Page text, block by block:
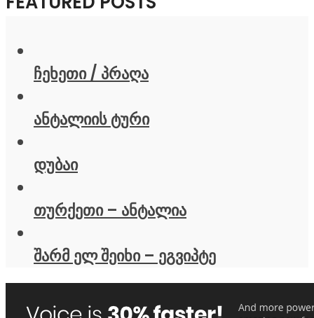
ჩეხეთი / პრაღა
ანტალიის ტური
დუბაი
თურქეთი – ანტალია
შარმ ელ შეიხი – ეგვიპტე